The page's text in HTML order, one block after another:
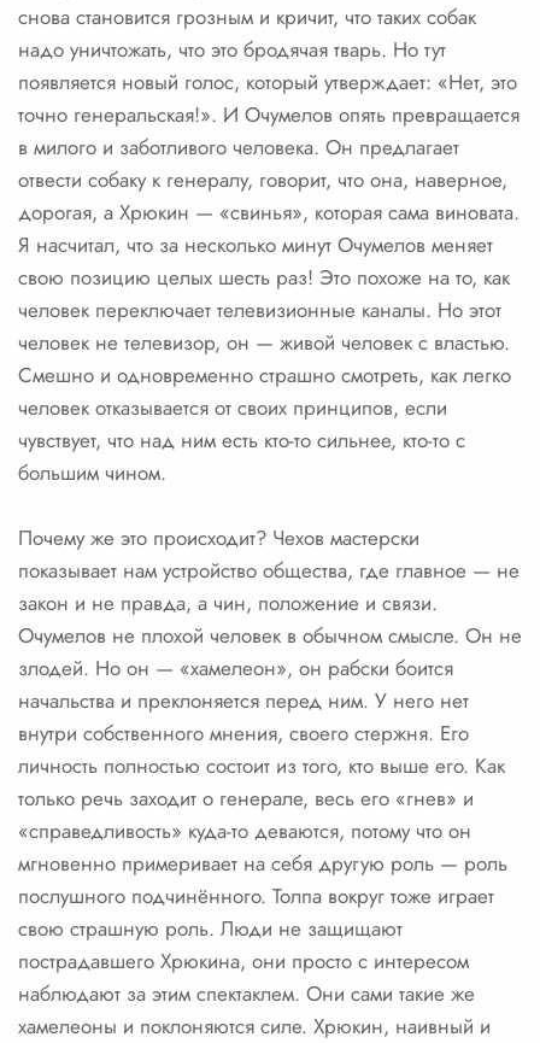
снова становится грозным и кричит, что таких собак
надо уничтожать, что это бродячая тварь. Но тут
появляется новый голос, который утверждает: «Нет, это
точно генеральская!». И Очумелов опять превращается
в милого и заботливого человека. Он предлагает
отвести собаку к генералу, говорит, что она, наверное,
дорогая, а Хрюкин — «свинья», которая сама виновата.
Я насчитал, что за несколько минут Очумелов меняет
свою позицию целых шесть раз! Это похоже на то, как
человек переключает телевизионные каналы. Но этот
человек не телевизор, он — живой человек с властью.
Смешно и одновременно страшно смотреть, как легко
человек отказывается от своих принципов, если
чувствует, что над ним есть кто-то сильнее, кто-то с
большим чином.
Почему же это происходит? Чехов мастерски
показывает нам устройство общества, где главное — не
закон и не правда, а чин, положение и связи.
Очумелов не плохой человек в обычном смысле. Он не
злодей. Но он — «хамелеон», он рабски боится
начальства и преклоняется перед ним. У него нет
внутри собственного мнения, своего стержня. Его
личность полностью состоит из того, кто выше его. Как
только речь заходит о генерале, весь его «гнев» и
«справедливость» куда-то деваются, потому что он
мгновенно примеривает на себя другую роль — роль
послушного подчинённого. Толпа вокруг тоже играет
свою страшную роль. Люди не защищают
пострадавшего Хрюкина, они просто с интересом
наблюдают за этим спектаклем. Они сами такие же
хамелеоны и поклоняются силе. Хрюкин, наивный и